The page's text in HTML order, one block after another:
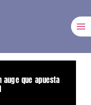
que apuesta